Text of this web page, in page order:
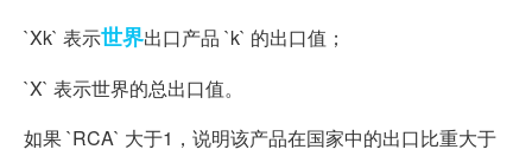
`Xk` 表示世界出口产品 `k` 的出口值；
`X` 表示世界的总出口值。
如果 `RCA` 大于1，说明该产品在国家中的出口比重大于